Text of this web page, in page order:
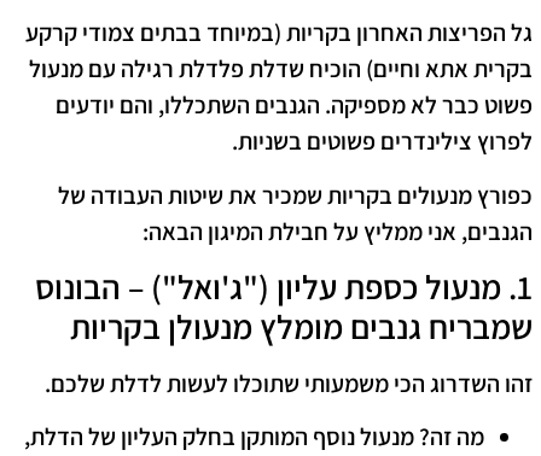
​גל הפריצות האחרון בקריות (במיוחד בבתים צמודי קרקע
בקרית אתא וחיים) הוכיח שדלת פלדלת רגילה עם מנעול
פשוט כבר לא מספיקה. הגנבים השתכללו, והם יודעים
לפרוץ צילינדרים פשוטים בשניות.
כפורץ מנעולים בקריותשמכיר את שיטות העבודה של
הגנבים, אני ממליץ על חבילת המיגון הבאה:
​1. מנעול כספת עליון ("ג'ואל") – הבונוס
שמבריח גנבים מומלץ מנעולן בקריות
​זהו השדרוג הכי משמעותי שתוכלו לעשות לדלת שלכם.
מה זה?מנעול נוסף המותקן בחלק העליון של הדלת,